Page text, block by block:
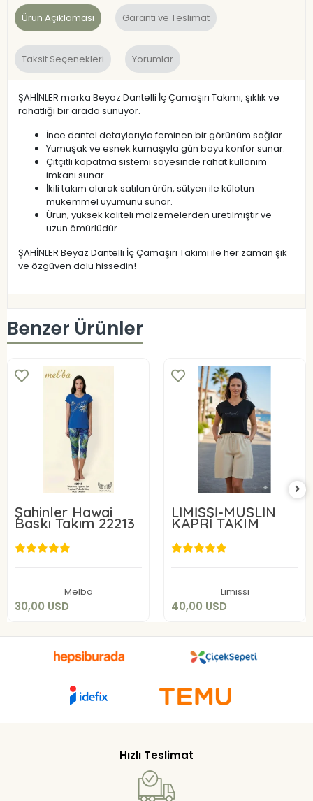
Ürün Açıklaması Garanti ve Teslimat
Taksit Seçenekleri Yorumlar
ŞAHİNLER marka Beyaz Dantelli İç Çamaşırı Takımı, şıklık ve
rahatlığı bir arada sunuyor.
İnce dantel detaylarıyla feminen bir görünüm sağlar.
Yumuşak ve esnek kumaşıyla gün boyu konfor sunar.
Çıtçıtlı kapatma sistemi sayesinde rahat kullanım
imkanı sunar.
İkili takım olarak satılan ürün, sütyen ile külotun
mükemmel uyumunu sunar.
Ürün, yüksek kaliteli malzemelerden üretilmiştir ve
uzun ömürlüdür.
ŞAHİNLER Beyaz Dantelli İç Çamaşırı Takımı ile her zaman şık
ve özgüven dolu hissedin!
Benzer Ürünler
Şahinler Hawai
Baskı Takım 22213
Melba
30,00 USD
30,00 USD
LİMİSSİ-MÜSLİN
KAPRİ TAKIM
Limissi
40,00 USD
40,00 USD
Hızlı Teslimat